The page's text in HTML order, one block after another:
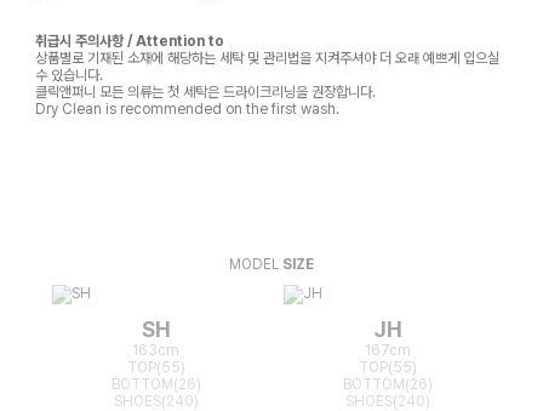
취급시 주의사항 / Attention to
상품별로 기재된 소재에 해당하는 세탁 및 관리법을 지켜주셔야 더 오래 예쁘게 입으실
수 있습니다.
클릭앤퍼니 모든 의류는 첫 세탁은 드라이크리닝을 권장합니다.
Dry Clean is recommended on the first wash.
MODEL SIZE
SH
163cm
TOP(55)
BOTTOM(26)
SHOES(240)
JH
167cm
TOP(55)
BOTTOM(26)
SHOES(240)